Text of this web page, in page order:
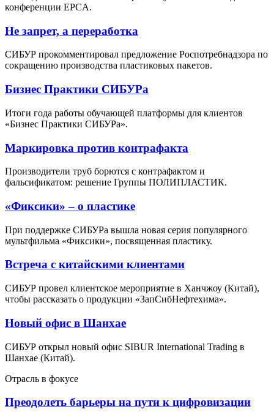
конференции EPCA.
Не запрет, а переработка
СИБУР прокомментировал предложение Роспотребнадзора по
сокращению производства пластиковых пакетов.
Бизнес Практики СИБУРа
Итоги года работы обучающей платформы для клиентов
«Бизнес Практики СИБУРа».
Маркировка против контрафакта
Производители труб борются с контрафактом и
фальсификатом: решение Группы ПОЛИПЛАСТИК.
«Фиксики» – о пластике
При поддержке СИБУРа вышла новая серия популярного
мультфильма «Фиксики», посвященная пластику.
Встреча с китайскими клиентами
СИБУР провел клиентское мероприятие в Ханчжоу (Китай),
чтобы рассказать о продукции «ЗапСибНефтехима».
Новый офис в Шанхае
СИБУР открыл новый офис SIBUR International Trading в
Шанхае (Китай).
Отрасль в фокусе
Преодолеть барьеры на пути к цифровизации